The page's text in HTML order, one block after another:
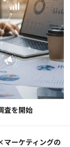
査を開始
ーケティングの